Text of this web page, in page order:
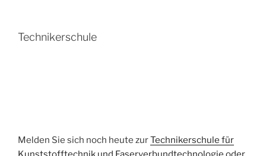
Technikerschule
Melden Sie sich noch heute zurTechnikerschule für